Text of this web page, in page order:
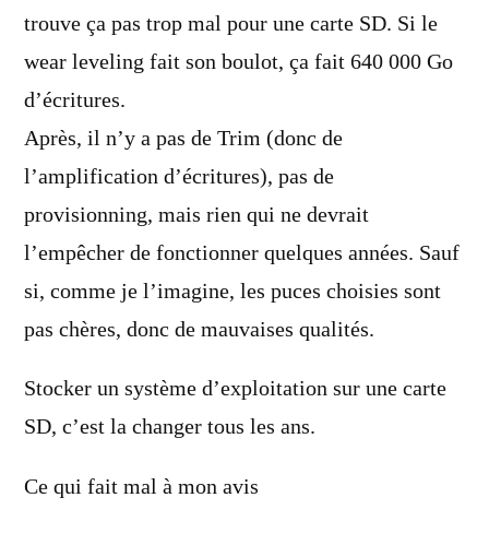
trouve ça pas trop mal pour une carte SD. Si le
wear leveling fait son boulot, ça fait 640 000 Go
d’écritures.
Après, il n’y a pas de Trim (donc de
l’amplification d’écritures), pas de
provisionning, mais rien qui ne devrait
l’empêcher de fonctionner quelques années. Sauf
si, comme je l’imagine, les puces choisies sont
pas chères, donc de mauvaises qualités.
Stocker un système d’exploitation sur une carte
SD, c’est la changer tous les ans.
Ce qui fait mal à mon avis